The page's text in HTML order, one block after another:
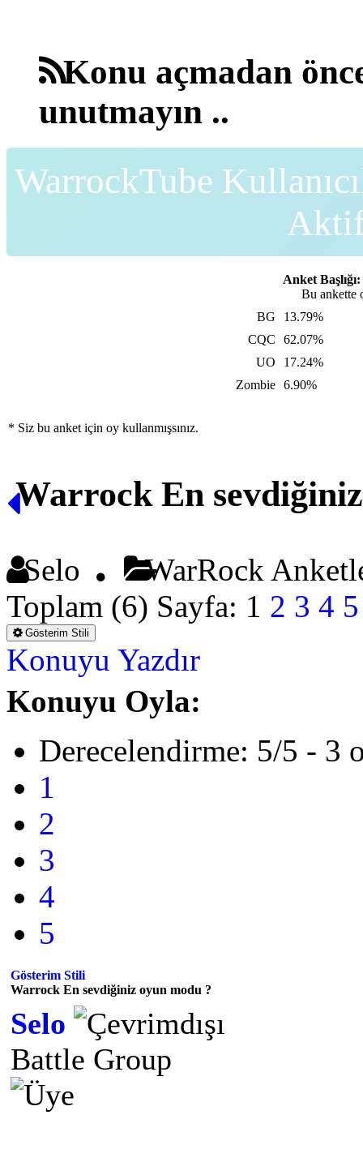
Konu açmadan
unutmayın ..
WarrockTube
Anket
Bu ankette
BG
13.79%
CQC
62.07%
UO
17.24%
Zombie 6.90%
* Siz bu anket için oy kullanmışsınız.
Warrock En
Selo
WarRock
Toplam (6) Sayfa: 1 2 3 4 5
Gösterim Stili
Konuyu Yazdır
Konuyu Oyla:
Derecelendirme: 5/5 - 3
1
2
3
4
5
Gösterim Stili
Warrock En sevdiğiniz oyun modu ?
Selo
Battle Group